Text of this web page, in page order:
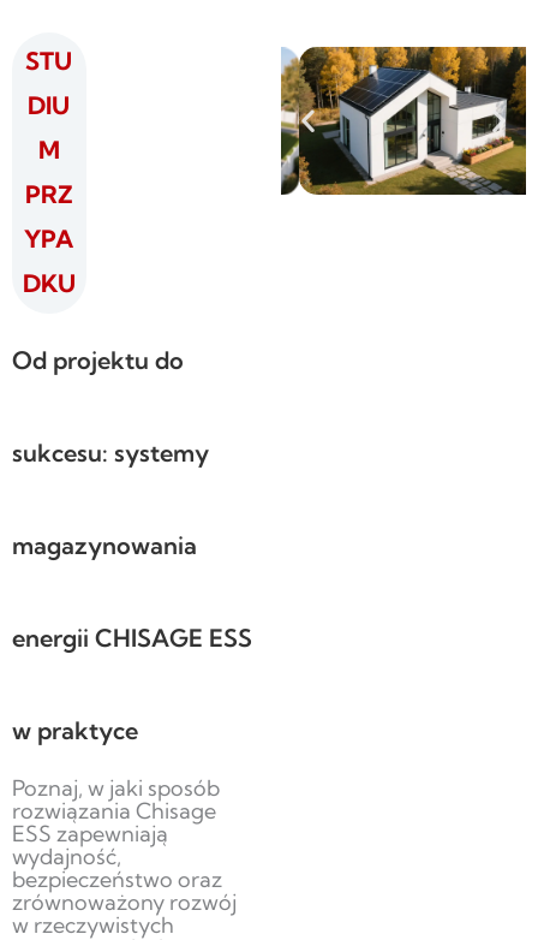
STU
DIU
M
PRZ
YPA
DKU
Od projektu do
sukcesu: systemy
magazynowania
energii CHISAGE ESS
w praktyce
Poznaj, w jaki sposób
rozwiązania Chisage
ESS zapewniają
wydajność,
bezpieczeństwo oraz
zrównoważony rozwój
w rzeczywistych